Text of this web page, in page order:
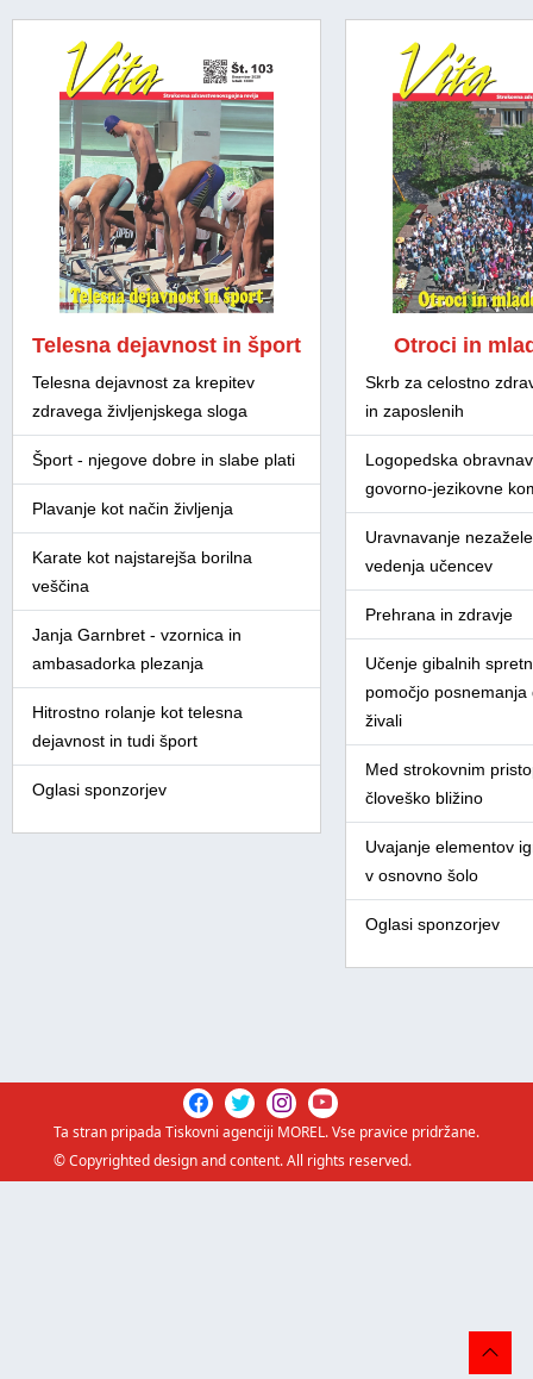
Telesna dejavnost in šport
Telesna dejavnost za krepitev
zdravega življenjskega sloga
Šport - njegove dobre in slabe plati
Plavanje kot način življenja
Karate kot najstarejša borilna
veščina
Janja Garnbret - vzornica in
ambasadorka plezanja
Hitrostno rolanje kot telesna
dejavnost in tudi šport
Oglasi sponzorjev
Otroci in
Skrb za celostno
in zaposlenih
Logopedska
govorno-jezikovne
Uravnavanje
vedenja učencev
Prehrana in zdravje
Učenje gibalnih
pomočjo posnemanja
živali
Med strokovnim
človeško bližino
Uvajanje elementov
v osnovno šolo
Oglasi sponzorjev
Ta stran pripada Tiskovni agenciji MOREL. Vse pravice pridržane.
© Copyrighted design and content. All rights reserved.